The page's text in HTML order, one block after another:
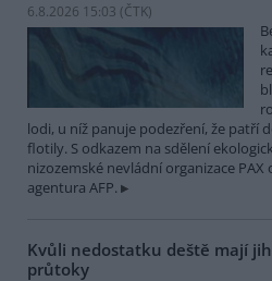
6.8.2026 15:03 (ČTK)
lodi, u níž panuje podezření, že patří
flotily. S odkazem na sdělení
nizozemské nevládní organizace
agentura AFP.
Kvůli nedostatku deště mají
průtoky